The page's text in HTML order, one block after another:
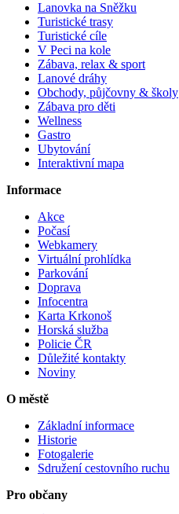
Lanovka na Sněžku
Turistické trasy
Turistické cíle
V Peci na kole
Zábava, relax & sport
Lanové dráhy
Obchody, půjčovny & školy
Zábava pro děti
Wellness
Gastro
Ubytování
Interaktivní mapa
Informace
Akce
Počasí
Webkamery
Virtuální prohlídka
Parkování
Doprava
Infocentra
Karta Krkonoš
Horská služba
Policie ČR
Důležité kontakty
Noviny
O městě
Základní informace
Historie
Fotogalerie
Sdružení cestovního ruchu
Pro občany